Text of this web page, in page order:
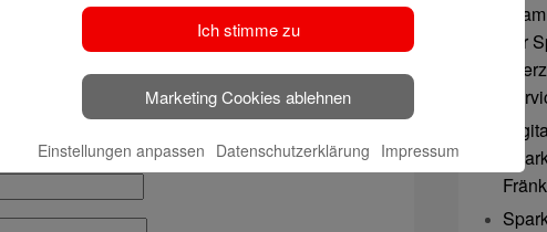
der
Ich stimme zu
Marketing Cookies ablehnen
Einstellungen anpassen Datenschutzerklärung Impressum